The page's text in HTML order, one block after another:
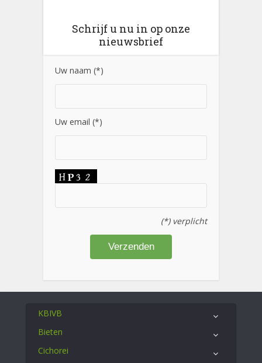
Schrijf u nu in op onze
nieuwsbrief
Uw naam (*)
Uw email (*)
(*) verplicht
KBIVB
Bieten
Cichorei